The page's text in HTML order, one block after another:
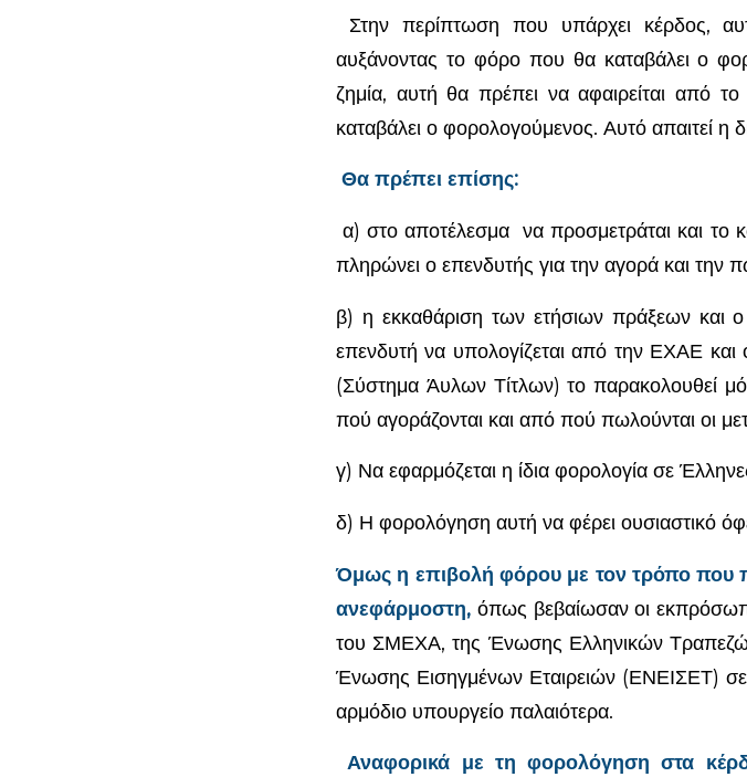
Στην περίπτωση που υπάρχει κέρδος,
αυξάνοντας το φόρο που θα καταβάλει ο
ζημία, αυτή θα πρέπει να αφαιρείται από
καταβάλει ο φορολογούμενος. Αυτό απαιτεί η
Θα πρέπει επίσης:
α) στο αποτέλεσμα να προσμετράται και
πληρώνει ο επενδυτής για την αγορά και την
β) η εκκαθάριση των ετήσιων πράξεων και
επενδυτή να υπολογίζεται από την ΕΧΑΕ και
(Σύστημα Άυλων Τίτλων) το παρακολουθεί
πού αγοράζονται και από πού πωλούνται οι
γ) Να εφαρμόζεται η ίδια φορολογία σε
δ) Η φορολόγηση αυτή να φέρει ουσιαστικό
Όμως η επιβολή φόρου με τον τρόπο που
ανεφάρμοστη, όπως βεβαίωσαν οι
του ΣΜΕΧΑ, της Ένωσης Ελληνικών
Ένωσης Εισηγμένων Εταιρειών (ΕΝΕΙΣΕΤ) σε
αρμόδιο υπουργείο παλαιότερα.
Αναφορικά με τη φορολόγηση στα